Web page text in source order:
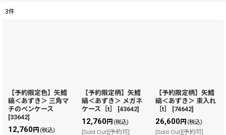
絞り込む
3件
【予約限定色】矢鱈
縞＜あずき＞ 三角マ
チのペンケース
[33642]
12,760円 (税込)
【予約限定柄】矢鱈
縞＜あずき＞ メガネ
ケース［t］
[43642]
12,760円 (税込)
[Sold Out][予約可]
【予約限定柄】矢鱈
縞＜あずき＞ 束入れ
［t］
[74642]
26,600円 (税込)
[Sold Out][予約可]